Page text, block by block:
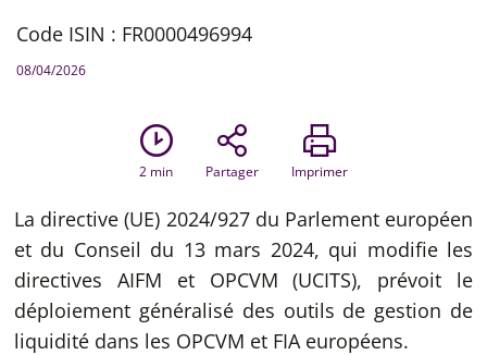
Code ISIN : FR0000496994
08/04/2026
2 min Partager Imprimer
La directive (UE) 2024/927 du Parlement européen
et du Conseil du 13 mars 2024, qui modifie les
directives AIFM et OPCVM (UCITS), prévoit le
déploiement généralisé des outils de gestion de
liquidité dans les OPCVM et FIA européens.